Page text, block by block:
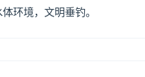
环境，文明垂钓。